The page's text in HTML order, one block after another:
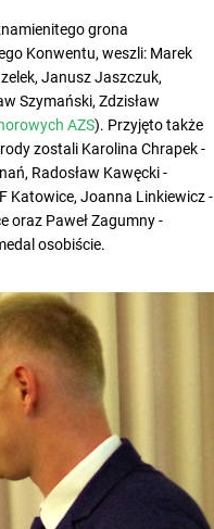
grona
Konwentu, weszli: Marek
Janusz Jaszczuk,
Szymański, Zdzisław
AZS). Przyjęto także
zostali Karolina Chrapek -
Radosław Kawęcki -
Katowice, Joanna Linkiewicz -
oraz Paweł Zagumny -
osobiście.